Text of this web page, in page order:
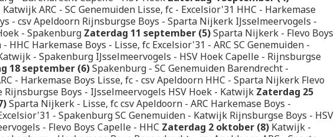
ARC - SC Genemuiden Lisse, fc - Excelsior'31 HHC - Harkemase
- csv Apeldoorn Rijnsburgse Boys - Sparta Nijkerk IJsselmeervogels -
- Spakenburg Zaterdag 11 september (5)Sparta Nijkerk - Flevo Boys
HHC Harkemase Boys - Lisse, fc Excelsior'31 - ARC SC Genemuiden -
- Spakenburg IJsselmeervogels - HSV Hoek Capelle - Rijnsburgse
18 september (6)Spakenburg - SC Genemuiden Barendrecht -
- Harkemase Boys Lisse, fc - csv Apeldoorn HHC - Sparta Nijkerk Flevo
Rijnsburgse Boys - IJsselmeervogels HSV Hoek - Katwijk Zaterdag 25
Sparta Nijkerk - Lisse, fc csv Apeldoorn - ARC Harkemase Boys -
- Spakenburg SC Genemuiden - Katwijk Rijnsburgse Boys - HSV
- Flevo Boys Capelle - HHC Zaterdag 2 oktober (8) Katwijk -